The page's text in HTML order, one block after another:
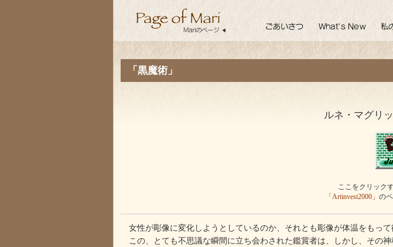
「黒魔術」
ルネ・マグリ
ここをクリック
「Artinvest2000」 の
女性が彫像に変化しようとしているのか、それとも彫像が体温をもって
この、とても不思議な瞬間に立ち会わされた鑑賞者は、しかし、その